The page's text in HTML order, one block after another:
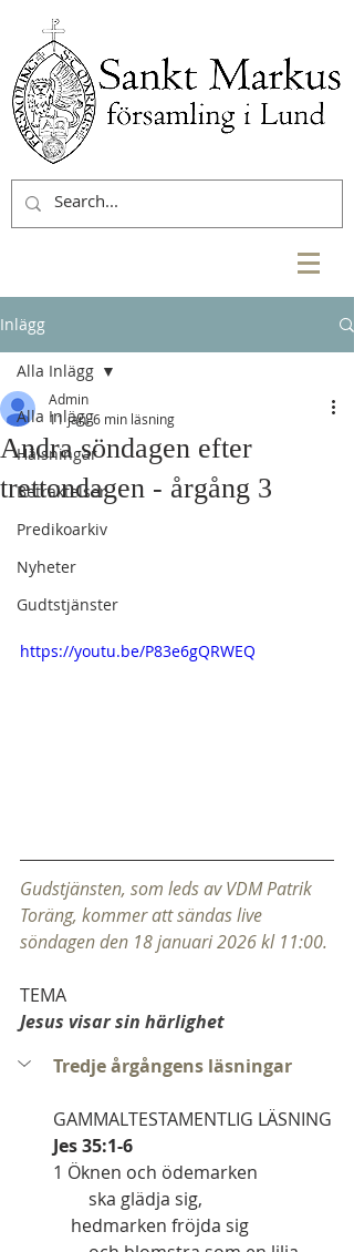
Inlägg
Alla Inlägg
Hälsningar
Betraktelser
Predikoarkiv
Nyheter
Gudtstjänster
Alla Inlägg
Andra söndagen efter
trettondagen - årgång 3
Admin
11 jan.6 min läsning
https://youtu.be/P83e6gQRWEQ
Gudstjänsten, som leds av VDM Patrik
Toräng, kommer att sändas live
söndagen den 18 januari 2026 kl 11:00.
TEMA
Jesus visar sin härlighet
Tredje årgångens läsningar
GAMMALTESTAMENTLIG LÄSNING
Jes 35:1-6
1 Öknen och ödemarken
        ska glädja sig,
    hedmarken fröjda sig